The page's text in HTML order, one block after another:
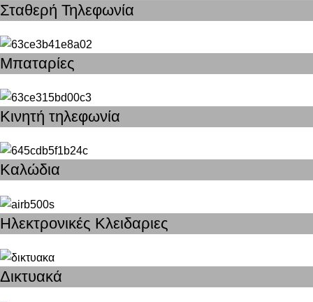
Σταθερή Τηλεφωνία
Μπαταρίες
Κινητή τηλεφωνία
Καλώδια
Ηλεκτρονικές Κλειδαριες
Δικτυακά